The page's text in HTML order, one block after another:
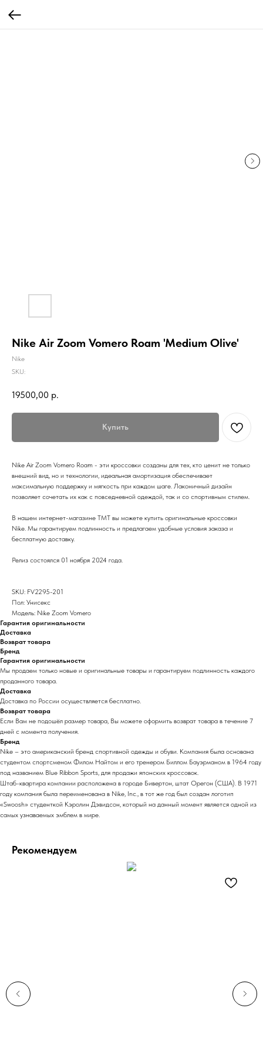
Nike Air Zoom Vomero Roam 'Medium Olive'
Nike
SKU:
19500,00 р.
Купить
Nike Air Zoom Vomero Roam - эти кроссовки созданы для тех, кто ценит не только
внешний вид, но и технологии, идеальная амортизация обеспечивает
максимальную поддержку и мягкость при каждом шаге. Лаконичный дизайн
позволяет сочетать их как с повседневной одеждой, так и со спортивным стилем.
В нашем интернет-магазине TMT вы можете купить оригинальные кроссовки
Nike. Мы гарантируем подлинность и предлагаем удобные условия заказа и
бесплатную доставку.
Релиз состоялся 01 ноября 2024 года.
SKU: FV2295-201
Пол: Унисекс
Модель: Nike Zoom Vomero
Гарантия оригинальности
Доставка
Возврат товара
Бренд
Гарантия оригинальности
Мы продаем только новые и оригинальные товары и гарантируем подлинность каждого
проданного товара.
Доставка
Доставка по России осуществляется бесплатно.
Возврат товара
Если Вам не подошёл размер товара, Вы можете оформить возврат товара в течение 7
дней с момента получения.
Бренд
Nike – это американский бренд спортивной одежды и обуви. Компания была основана
студентом спортсменом Филом Найтом и его тренером Биллом Бауэрманом в 1964 году
под названием Blue Ribbon Sports, для продажи японских кроссовок.
Штаб-квартира компании расположена в городе Бивертон, штат Орегон (США). В 1971
году компания была переименована в Nike, Inc., в тот же год был создан логотип
«Swoosh» студенткой Кэролин Дэвидсон, который на данный момент является одной из
самых узнаваемых эмблем в мире.
Рекомендуем